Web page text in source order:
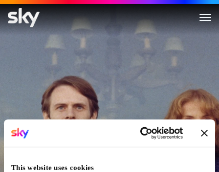
This website uses cookies
La dentellière